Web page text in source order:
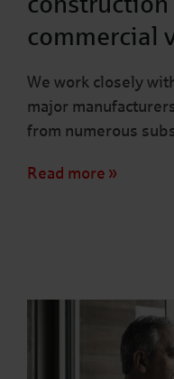
commercial
We work closely
major
from numerous
Read more